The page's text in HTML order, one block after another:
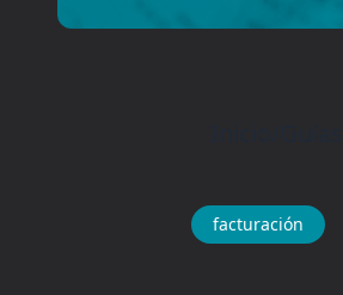
facturación